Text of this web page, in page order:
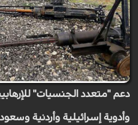
دعم "متعدد الجنسيات"
وأدوية إسرائيلية وأردنية